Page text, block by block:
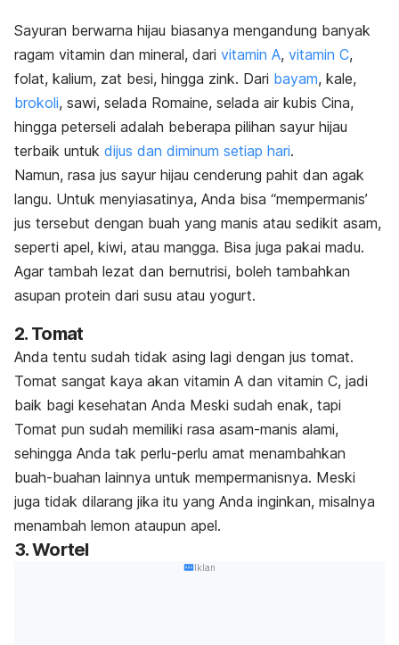
Sayuran berwarna hijau biasanya mengandung banyak
ragam vitamin dan mineral, dari vitamin A, vitamin C,
folat, kalium, zat besi, hingga zink. Dari bayam, kale,
brokoli, sawi, selada Romaine, selada air kubis Cina,
hingga peterseli adalah beberapa pilihan sayur hijau
terbaik untuk dijus dan diminum setiap hari.
Namun, rasa jus sayur hijau cenderung pahit dan agak
langu. Untuk menyiasatinya, Anda bisa “mempermanis’
jus tersebut dengan buah yang manis atau sedikit asam,
seperti apel, kiwi, atau mangga. Bisa juga pakai madu.
Agar tambah lezat dan bernutrisi, boleh tambahkan
asupan protein dari susu atau yogurt.
2. Tomat
Anda tentu sudah tidak asing lagi dengan jus tomat.
Tomat sangat kaya akan vitamin A dan vitamin C, jadi
baik bagi kesehatan Anda Meski sudah enak, tapi
Tomat pun sudah memiliki rasa asam-manis alami,
sehingga Anda tak perlu-perlu amat menambahkan
buah-buahan lainnya untuk mempermanisnya. Meski
juga tidak dilarang jika itu yang Anda inginkan, misalnya
menambah lemon ataupun apel.
3. Wortel
Iklan